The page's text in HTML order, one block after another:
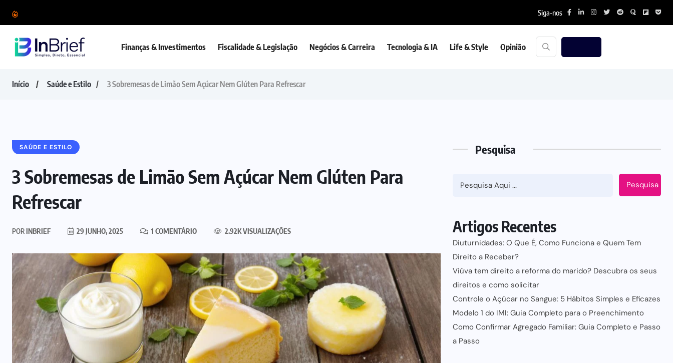
Siga-nos
Finanças & Investimentos Fiscalidade & Legislação Negócios & Carreira Tecnologia & IA Life & Style Opinião
Início Saúde e Estilo 3 Sobremesas de Limão Sem Açúcar Nem Glúten Para Refrescar
SAÚDE E ESTILO
3 Sobremesas de Limão Sem Açúcar Nem Glúten Para
Refrescar
PORINBRIEF 29 JUNHO, 2025 1 COMENTÁRIO 2.92K VISUALIZAÇÕES
Pesquisa
Pesquisa
Artigos Recentes
Diuturnidades: O Que É, Como Funciona e Quem Tem
Direito a Receber?
Viúva tem direito a reforma do marido? Descubra os seus
direitos e como solicitar
Controle o Açúcar no Sangue: 5 Hábitos Simples e Eficazes
Modelo 1 do IMI: Guia Completo para o Preenchimento
Como Confirmar Agregado Familiar: Guia Completo e Passo
a Passo